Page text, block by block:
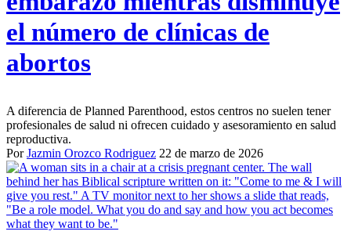
el número de clínicas de
abortos
A diferencia de Planned Parenthood, estos centros no suelen tener
profesionales de salud ni ofrecen cuidado y asesoramiento en salud
reproductiva.
PorJazmin Orozco Rodriguez 22 de marzo de 2026